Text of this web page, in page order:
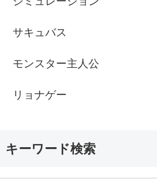
サキュバス
モンスター主人公
リョナゲー
キーワード検索